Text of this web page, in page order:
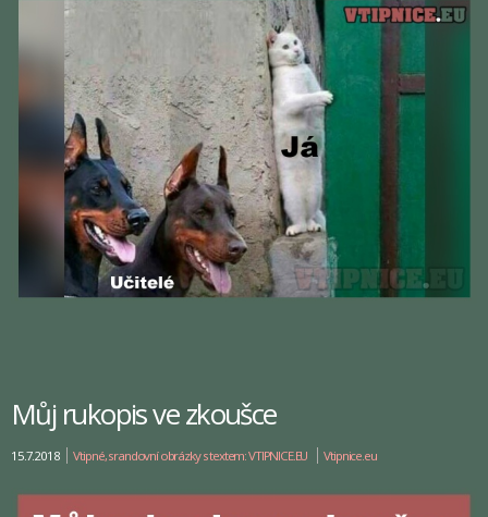
Můj rukopis ve zkoušce
15.7.2018 Vtipné, srandovní obrázky s textem: VTIPNICE.EU Vtipnice.eu